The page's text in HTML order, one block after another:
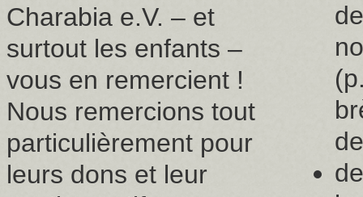
Charabia e.V. – et
surtout les enfants –
vous en remercient !
Nous remercions tout
particulièrement pour
leurs dons et leur